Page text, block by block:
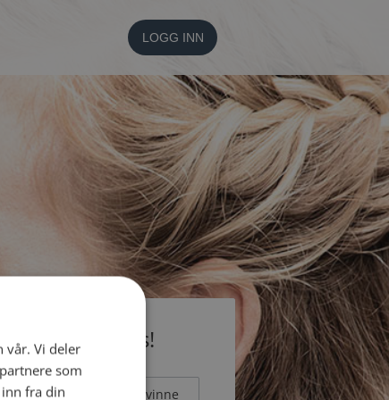
LOGG INN
medlem gratis!
Mann Kvinne
vår. Vi deler
som
fra din